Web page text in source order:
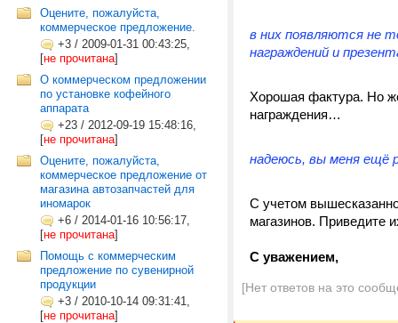
Оцените, пожалуйста,
коммерческое предложение.
+3 / 2009-01-31 00:43:25,
[не прочитана]
О коммерческом предложении
по установке кофейного
аппарата
+23 / 2012-09-19 15:48:16,
[не прочитана]
Оцените, пожалуйста,
коммерческое предложение от
магазина автозапчастей для
иномарок
+6 / 2014-01-16 10:56:17,
[не прочитана]
Помощь с коммерческим
предложение по сувенирной
продукции
+3 / 2010-10-14 09:31:41,
[не прочитана]
в них появляются не
награждений и
Хорошая фактура. Но
награждения…
надеюсь, вы меня ещё
С учетом
магазинов. Приведите
С уважением,
[Нет ответов на это